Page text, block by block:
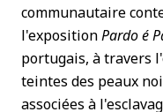
communautaire
l'expositionPardo é
portugais, à travers
teintes des peaux
associées à